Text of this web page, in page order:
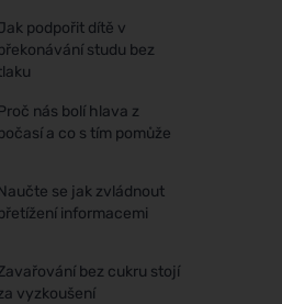
podpořit dítě v
studu bez
nás bolí hlava z
a co s tím pomůže
se jak zvládnout
informacemi
bez cukru stojí
vyzkoušení